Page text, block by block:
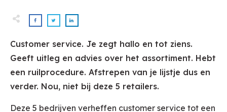
Customer service. Je zegt hallo en tot ziens.
Geeft uitleg en advies over het assortiment. Hebt
een ruilprocedure. Afstrepen van je lijstje dus en
verder. Nou, niet bij deze 5 retailers.
Deze 5 bedrijven verheffen customer service tot een